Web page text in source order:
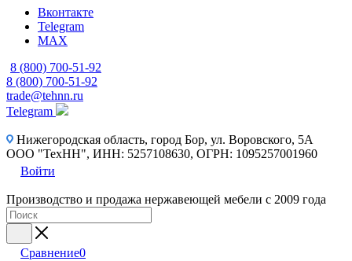
Вконтакте
Telegram
MAX
8 (800) 700-51-92
8 (800) 700-51-92
trade@tehnn.ru
Telegram
Нижегородская область, город Бор, ул. Воровского, 5А
ООО "ТехНН", ИНН: 5257108630, ОГРН: 1095257001960
Войти
Производство и продажа нержавеющей мебели с 2009 года
Сравнение0